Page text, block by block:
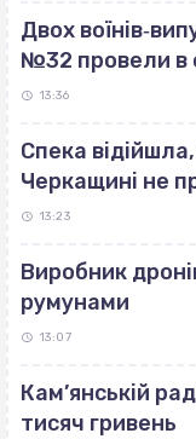
Двох
№32 провели в
13:36
Спека
Черкащині не
13:23
Виробник
румунами
13:07
Кам’янській
тисяч гривень